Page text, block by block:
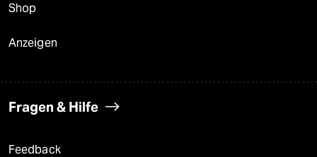
Shop
Anzeigen
Fragen & Hilfe
Feedback